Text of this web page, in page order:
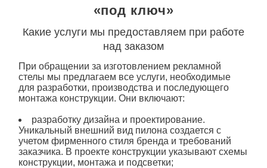
«под ключ»
Какие услуги мы предоставляем при работе
над заказом
При обращении за изготовлением рекламной
стелы мы предлагаем все услуги, необходимые
для разработки, производства и последующего
монтажа конструкции. Они включают:
разработку дизайна и проектирование.
Уникальный внешний вид пилона создается с
учетом фирменного стиля бренда и требований
заказчика. В проекте конструкции указывают схемы
конструкции, монтажа и подсветки;